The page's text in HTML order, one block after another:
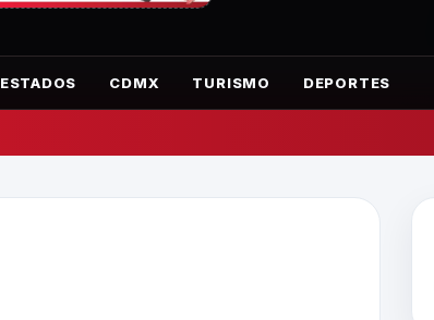
ESTADOS CDMX TURISMO DEPORTES